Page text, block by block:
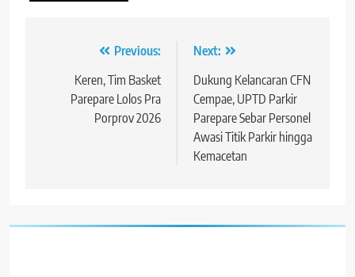
Navigasi Previous:
Keren, Tim Basket
Parepare Lolos Pra
Porprov 2026
Next:
Dukung Kelancaran CFN
Cempae, UPTD Parkir
Parepare Sebar Personel
Awasi Titik Parkir hingga
Kemacetan